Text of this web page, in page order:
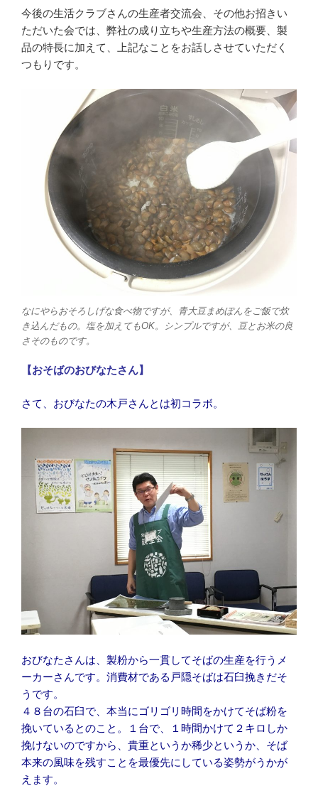
今後の生活クラブさんの生産者交流会、その他お招きい
ただいた会では、弊社の成り立ちや生産方法の概要、製
品の特長に加えて、上記なことをお話しさせていただく
つもりです。
なにやらおそろしげな食べ物ですが、青大豆まめぽんをご飯で炊
き込んだもの。塩を加えてもOK。シンプルですが、豆とお米の良
さそのものです。
【おそばのおびなたさん】
さて、おびなたの木戸さんとは初コラボ。
おびなたさんは、製粉から一貫してそばの生産を行うメ
ーカーさんです。消費材である戸隠そばは石臼挽きだそ
うです。
４８台の石臼で、本当にゴリゴリ時間をかけてそば粉を
挽いているとのこと。１台で、１時間かけて２キロしか
挽けないのですから、貴重というか稀少というか、そば
本来の風味を残すことを最優先にしている姿勢がうかが
えます。